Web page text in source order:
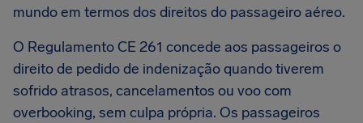
mundo em termos dos direitos do passageiro aéreo.
O Regulamento CE 261 concede aos passageiros o
direito de pedido de indenização quando tiverem
sofrido atrasos, cancelamentos ou voo com
overbooking, sem culpa própria. Os passageiros